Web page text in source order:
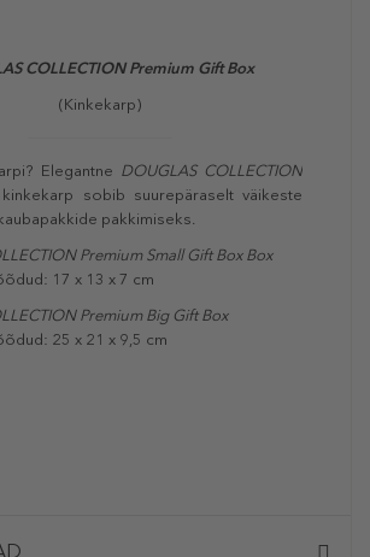
COLLECTION Premium Gift Box
(Kinkekarp)
Elegantne DOUGLAS COLLECTION
sobib suurepäraselt väikeste
pakkimiseks.
Premium Small Gift Box Box
17 x 13 x 7 cm
Premium Big Gift Box
25 x 21 x 9,5 cm